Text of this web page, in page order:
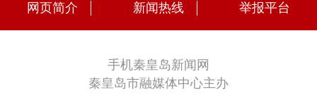
网页简介 新闻热线 举报平台
手机秦皇岛新闻网
秦皇岛市融媒体中心主办